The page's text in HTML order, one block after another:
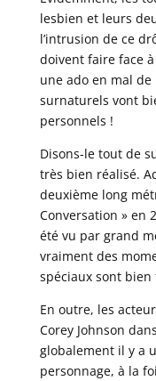
lesbien et leurs
l’intrusion de ce
doivent faire face
une ado en mal
surnaturels vont
personnels !
Disons-le tout de
très bien réalisé.
deuxième long
Conversation » en
été vu par grand
vraiment des
spéciaux sont bien
En outre, les
Corey Johnson
globalement il y a
personnage, à la